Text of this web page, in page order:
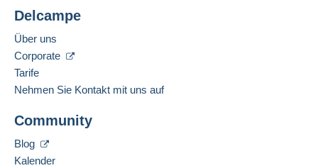
Delcampe
Über uns
Corporate
Tarife
Nehmen Sie Kontakt mit uns auf
Community
Blog
Kalender